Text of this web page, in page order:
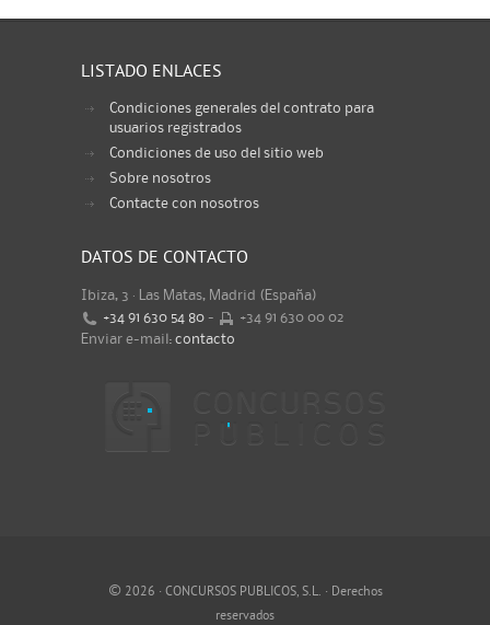
LISTADO ENLACES
Condiciones generales del contrato para
usuarios registrados
Condiciones de uso del sitio web
Sobre nosotros
Contacte con nosotros
DATOS DE CONTACTO
Ibiza, 3 · Las Matas, Madrid (España)
+34 91 630 54 80 -
+34 91 630 00 02
Enviar e-mail: contacto
© 2026 · CONCURSOS PUBLICOS, S.L. · Derechos
reservados